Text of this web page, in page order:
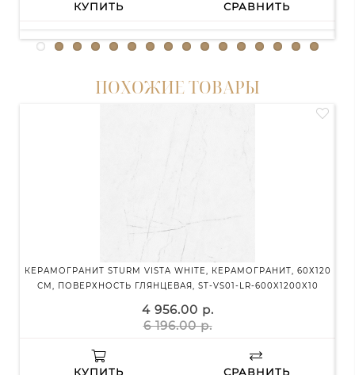
КУПИТЬ СРАВНИТЬ
ПОХОЖИЕ ТОВАРЫ
КЕРАМОГРАНИТ STURM VISTA WHITE, КЕРАМОГРАНИТ, 60Х120
СМ, ПОВЕРХНОСТЬ ГЛЯНЦЕВАЯ, ST-VS01-LR-600X1200X10
4 956.00 р.
6 196.00 р.
КУПИТЬ СРАВНИТЬ